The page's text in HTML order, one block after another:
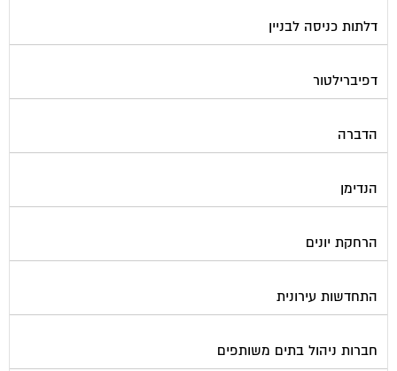
דלתות כניסה לבניין
דפיברילטור
הדברה
הנדימן
הרחקת יונים
התחדשות עירונית
חברות ניהול בתים משותפים